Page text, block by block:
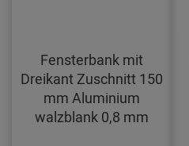
Fensterbank mit
Dreikant Zuschnitt 150
mm Aluminium
walzblank 0,8 mm